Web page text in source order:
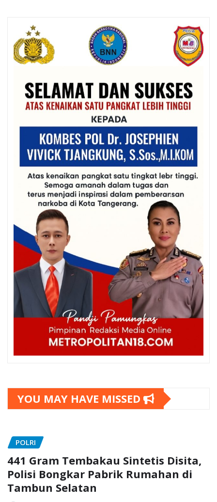
YOU MAY HAVE MISSED
POLRI
441 Gram Tembakau Sintetis Disita,
Polisi Bongkar Pabrik Rumahan di
Tambun Selatan